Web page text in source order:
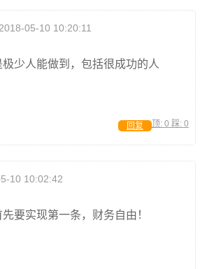
05-10 10:20:11
少人能做到，包括很成功的人
顶: 0 踩: 0
回复
10 10:02:42
要实现第一条，财务自由！